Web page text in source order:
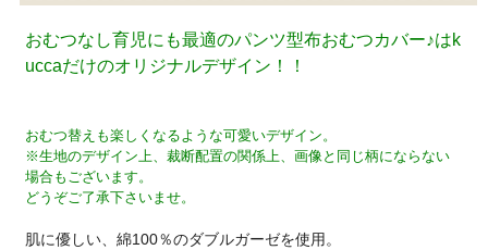
おむつなし育児にも最適のパンツ型布おむつカバー♪はk
uccaだけのオリジナルデザイン！！
おむつ替えも楽しくなるような可愛いデザイン。
※生地のデザイン上、裁断配置の関係上、画像と同じ柄にならない
場合もございます。
どうぞご了承下さいませ。
肌に優しい、綿100％のダブルガーゼを使用。